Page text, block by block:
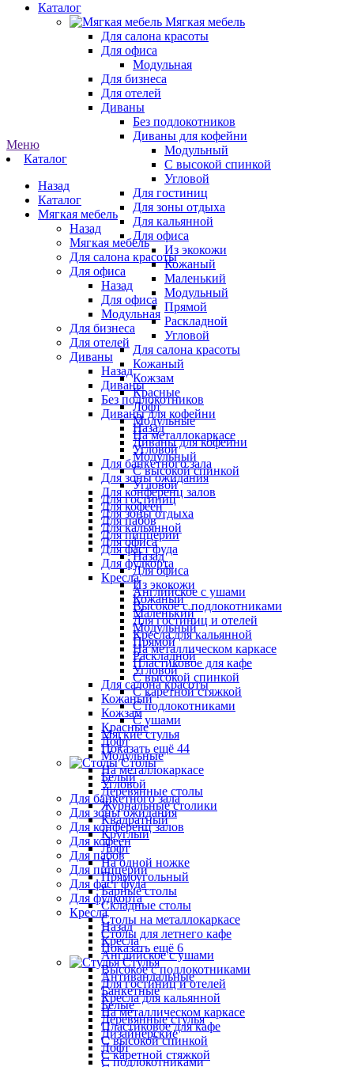
Каталог
Мягкая мебель
Для салона красоты
Для офиса
Модульная
Для бизнеса
Для отелей
Диваны
Без подлокотников
Диваны для кофейни
Модульный
С высокой спинкой
Угловой
Для гостиниц
Для зоны отдыха
Для кальянной
Для офиса
Из экокожи
Кожаный
Маленький
Модульный
Прямой
Раскладной
Угловой
Для салона красоты
Кожаный
Кожзам
Красные
Лофт
Модульные
На металлокаркасе
Угловой
Для банкетного зала
Для зоны ожидания
Для конференц залов
Для кофеен
Для пабов
Для пиццерии
Для фаст фуда
Для фудкорта
Кресла
Английское с ушами
Высокое с подлокотниками
Для гостиниц и отелей
Кресла для кальянной
На металлическом каркасе
Пластиковое для кафе
С высокой спинкой
С каретной стяжкой
С подлокотниками
С ушами
Мягкие стулья
Показать ещё 44
Столы
Белый
Деревянные столы
Журнальные столики
Квадратный
Круглый
Лофт
На одной ножке
Прямоугольный
Барные столы
Складные столы
Столы на металлокаркасе
Столы для летнего кафе
Показать ещё 6
Стулья
Антивандальные
Банкетные
Белые
Деревянные стулья
Дизайнерские
Лофт
С подлокотниками
Меню
Каталог
Назад
Каталог
Мягкая мебель
Назад
Мягкая мебель
Для салона красоты
Для офиса
Назад
Для офиса
Модульная
Для бизнеса
Для отелей
Диваны
Назад
Диваны
Без подлокотников
Диваны для кофейни
Назад
Диваны для кофейни
Модульный
С высокой спинкой
Угловой
Для гостиниц
Для зоны отдыха
Для кальянной
Для офиса
Назад
Для офиса
Из экокожи
Кожаный
Маленький
Модульный
Прямой
Раскладной
Угловой
Для салона красоты
Кожаный
Кожзам
Красные
Лофт
Модульные
На металлокаркасе
Угловой
Для банкетного зала
Для зоны ожидания
Для конференц залов
Для кофеен
Для пабов
Для пиццерии
Для фаст фуда
Для фудкорта
Кресла
Назад
Кресла
Английское с ушами
Высокое с подлокотниками
Для гостиниц и отелей
Кресла для кальянной
На металлическом каркасе
Пластиковое для кафе
С высокой спинкой
С каретной стяжкой